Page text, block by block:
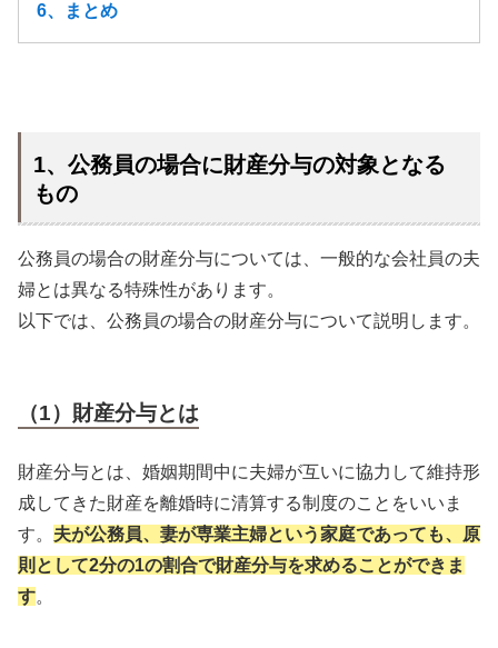
6、まとめ
1、公務員の場合に財産分与の対象となる
もの
公務員の場合の財産分与については、一般的な会社員の夫
婦とは異なる特殊性があります。
以下では、公務員の場合の財産分与について説明します。
（1）財産分与とは
財産分与とは、婚姻期間中に夫婦が互いに協力して維持形
成してきた財産を離婚時に清算する制度のことをいいま
す。 夫が公務員、妻が専業主婦という家庭であっても、原
則として2分の1の割合で財産分与を求めることができま
す。